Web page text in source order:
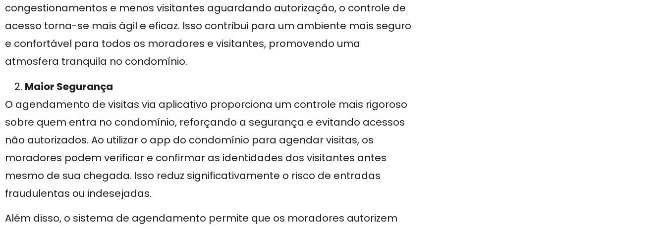
congestionamentos e menos visitantes aguardando autorização, o controle de
acesso torna-se mais ágil e eficaz. Isso contribui para um ambiente mais seguro
e confortável para todos os moradores e visitantes, promovendo uma
atmosfera tranquila no condomínio.
Maior Segurança
O agendamento de visitas via aplicativo proporciona um controle mais rigoroso
sobre quem entra no condomínio, reforçando a segurança e evitando acessos
não autorizados. Ao utilizar o app do condomínio para agendar visitas, os
moradores podem verificar e confirmar as identidades dos visitantes antes
mesmo de sua chegada. Isso reduz significativamente o risco de entradas
fraudulentas ou indesejadas.
Além disso, o sistema de agendamento permite que os moradores autorizem